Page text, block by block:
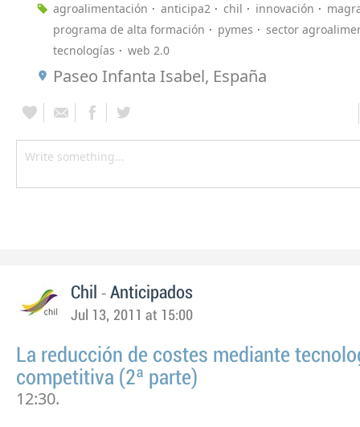
agroalimentación anticipa2 chil innovación
programa de alta formación
pymes
sector
tecnologías
web 2.0
Paseo Infanta Isabel, España
Chil - Anticipados
Jul 13, 2011 at 15:00
La reducción de costes mediante
competitiva (2ª parte)
12:30.